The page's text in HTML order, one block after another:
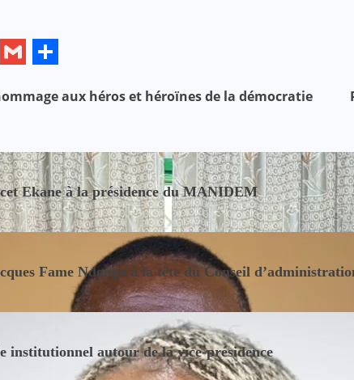
aux héros et héroïnes de la démocratie
Ekane à la présidence du MANIDEM
Fame Ndongo à la tête du Conseil
institutionnel autour de la vice-présidence